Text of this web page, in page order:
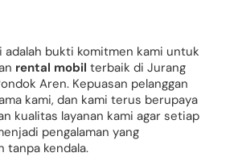
adalah bukti komitmen kami untuk
rental mobil terbaik di Jurang
Aren. Kepuasan pelanggan
kami, dan kami terus berupaya
kualitas layanan kami agar setiap
pengalaman yang
tanpa kendala.